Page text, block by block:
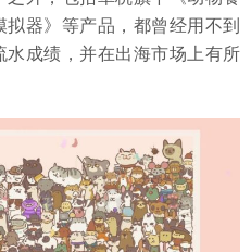
器》等产品，都曾经用不到
成绩，并在出海市场上有所